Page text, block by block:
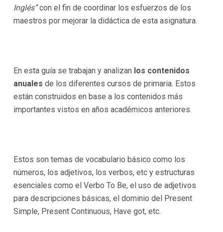
Inglés”con el fin de coordinar los esfuerzos de los
maestros por mejorar la didáctica de esta asignatura.
En esta guía se trabajan y analizan los contenidos
anuales de los diferentes cursos de primaria. Estos
están construidos en base a los contenidos más
importantes vistos en años académicos anteriores.
Estos son temas de vocabulario básico como los
números, los adjetivos, los verbos, etc y estructuras
esenciales como el Verbo To Be, el uso de adjetivos
para descripciones básicas, el dominio del Present
Simple, Present Continuous, Have got, etc.